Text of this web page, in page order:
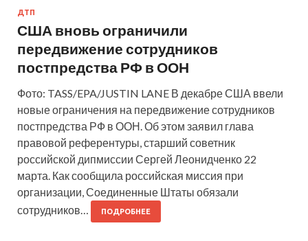
ДТП
США вновь ограничили
передвижение сотрудников
постпредства РФ в ООН
Фото: TASS/EPA/JUSTIN LANE В декабре США ввели
новые ограничения на передвижение сотрудников
постпредства РФ в ООН. Об этом заявил глава
правовой референтуры, старший советник
российской дипмиссии Сергей Леонидченко 22
марта. Как сообщила российская миссия при
организации, Соединенные Штаты обязали
сотрудников…
ПОДРОБНЕЕ